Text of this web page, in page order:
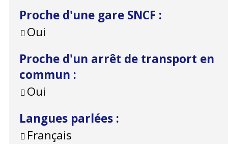
Proche d'une gare SNCF :
Oui
Proche d'un arrêt de transport en
commun :
Oui
Langues parlées :
Français